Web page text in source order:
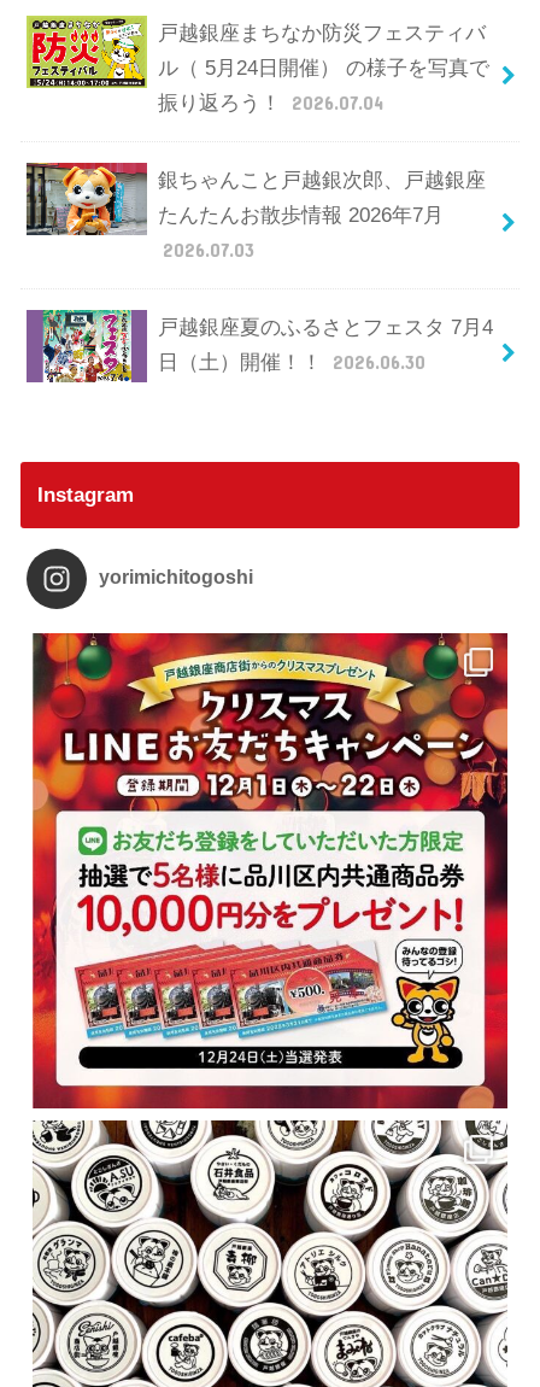
戸越銀座まちなか防災フェスティバ
ル（ 5月24日開催） の様子を写真で
振り返ろう！
2026.07.04
銀ちゃんこと戸越銀次郎、戸越銀座
たんたんお散歩情報 2026年7月
2026.07.03
戸越銀座夏のふるさとフェスタ 7月4
日（土）開催！！
2026.06.30
Instagram
yorimichitogoshi